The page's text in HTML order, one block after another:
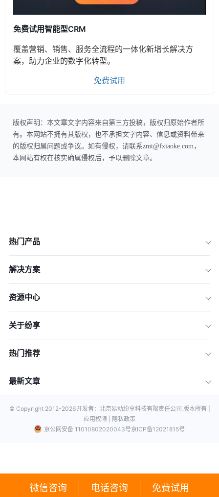
微信咨询 电话咨询 免费试用
免费试用智能型CRM
覆盖营销、销售、服务全流程的一体化新增长解决方
案，助力企业的数字化转型。
免费试用
版权声明：本文章文字内容来自第三方投稿，版权归原始作者所
有。本网站不拥有其版权，也不承担文字内容、信息或资料带来
的版权归属问题或争议。如有侵权，请联系zmt@fxiaoke.com，
本网站有权在核实确属侵权后，予以删除文章。
热门产品
解决方案
资源中心
关于纷享
热门推荐
最新文章
© Copyright 2012-2026开发者：北京易动纷享科技有限责任公司 版本所有 |
应用权限 |
隐私政策
京公网安备 11010802020043号京ICP备12021815号